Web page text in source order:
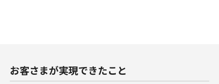
お客さまが実現できたこと